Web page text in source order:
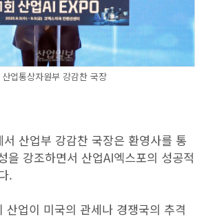
산업통상자원부 강감찬 국장
산업부 강감찬 국장은 환영사를 통
을 강조하면서 산업AI엑스포의 성공적
.
산업이 미국의 관세나 경쟁국의 추격